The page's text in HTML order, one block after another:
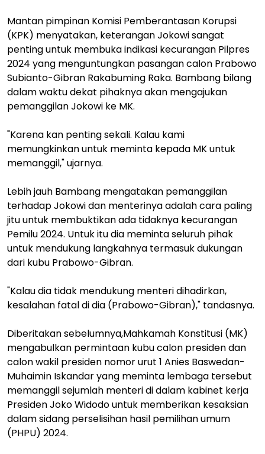
Mantan pimpinan Komisi Pemberantasan Korupsi
(KPK) menyatakan, keterangan Jokowi sangat
penting untuk membuka indikasi kecurangan Pilpres
2024 yang menguntungkan pasangan calon Prabowo
Subianto-Gibran Rakabuming Raka. Bambang bilang
dalam waktu dekat pihaknya akan mengajukan
pemanggilan Jokowi ke MK.
"Karena kan penting sekali. Kalau kami
memungkinkan untuk meminta kepada MK untuk
memanggil," ujarnya.
Lebih jauh Bambang mengatakan pemanggilan
terhadap Jokowi dan menterinya adalah cara paling
jitu untuk membuktikan ada tidaknya kecurangan
Pemilu 2024. Untuk itu dia meminta seluruh pihak
untuk mendukung langkahnya termasuk dukungan
dari kubu Prabowo-Gibran.
"Kalau dia tidak mendukung menteri dihadirkan,
kesalahan fatal di dia (Prabowo-Gibran)," tandasnya.
Diberitakan sebelumnya,Mahkamah Konstitusi (MK)
mengabulkan permintaan kubu calon presiden dan
calon wakil presiden nomor urut 1 Anies Baswedan-
Muhaimin Iskandar yang meminta lembaga tersebut
memanggil sejumlah menteri di dalam kabinet kerja
Presiden Joko Widodo untuk memberikan kesaksian
dalam sidang perselisihan hasil pemilihan umum
(PHPU) 2024.